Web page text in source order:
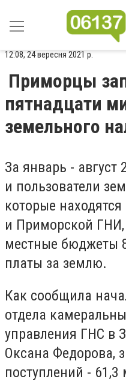
12:08, 24 вересня 2021 р.
Приморцы
пятнадцати
земельного
За январь - август
и пользователи
которые
и Приморской
местные бюджеты
платы за землю.
Как сообщила
отдела
управления ГНС в
Оксана Федорова,
поступлений -